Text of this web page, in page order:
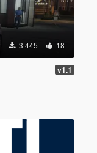
3 445 18
v1.1